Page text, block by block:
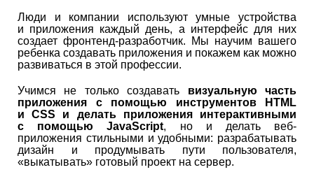
Люди и компании используют умные устройства
и приложения каждый день, а интерфейс для них
создает фронтенд-разработчик. Мы научим вашего
ребенка создавать приложения и покажем как можно
развиваться в этой профессии.
Учимся не только создавать визуальную часть
приложения с помощью инструментов HTML
и CSS
и делать приложения интерактивными
с помощью JavaScript, но и делать веб-
приложения стильными и удобными: разрабатывать
дизайн и продумывать пути пользователя,
«выкатывать» готовый проект на сервер.